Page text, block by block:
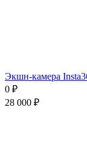
Экшн-камера
0 ₽
28 000 ₽